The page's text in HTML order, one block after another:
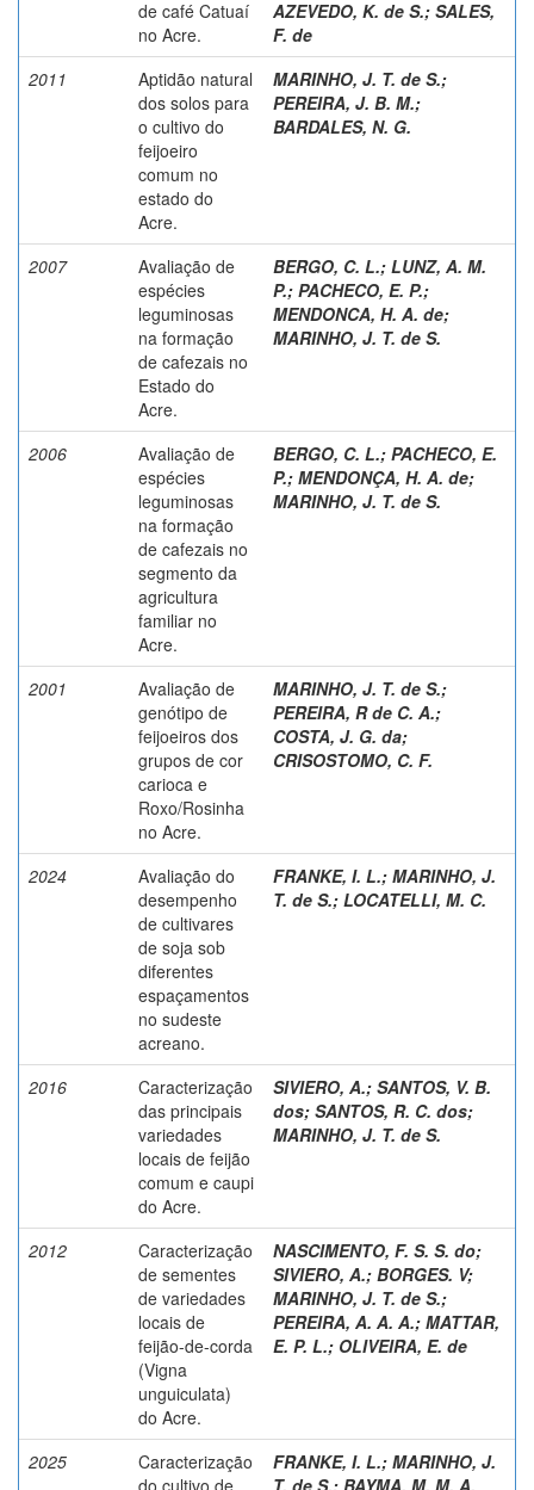
de café Catuaí
no Acre.
AZEVEDO, K. de S.; SALES,
F. de
2011
Aptidão natural
dos solos para
o cultivo do
feijoeiro
comum no
estado do
Acre.
MARINHO, J. T. de S.;
PEREIRA, J. B. M.;
BARDALES, N. G.
2007
Avaliação de
espécies
leguminosas
na formação
de cafezais no
Estado do
Acre.
BERGO, C. L.; LUNZ, A. M.
P.; PACHECO, E. P.;
MENDONCA, H. A. de;
MARINHO, J. T. de S.
2006
Avaliação de
espécies
leguminosas
na formação
de cafezais no
segmento da
agricultura
familiar no
Acre.
BERGO, C. L.; PACHECO, E.
P.; MENDONÇA, H. A. de;
MARINHO, J. T. de S.
2001
Avaliação de
genótipo de
feijoeiros dos
grupos de cor
carioca e
Roxo/Rosinha
no Acre.
MARINHO, J. T. de S.;
PEREIRA, R de C. A.;
COSTA, J. G. da;
CRISOSTOMO, C. F.
2024
Avaliação do
desempenho
de cultivares
de soja sob
diferentes
espaçamentos
no sudeste
acreano.
FRANKE, I. L.; MARINHO, J.
T. de S.; LOCATELLI, M. C.
2016
Caracterização
das principais
variedades
locais de feijão
comum e caupi
do Acre.
SIVIERO, A.; SANTOS, V. B.
dos; SANTOS, R. C. dos;
MARINHO, J. T. de S.
2012
Caracterização
de sementes
de variedades
locais de
feijão-de-corda
(Vigna
unguiculata)
do Acre.
NASCIMENTO, F. S. S. do;
SIVIERO, A.; BORGES. V;
MARINHO, J. T. de S.;
PEREIRA, A. A. A.; MATTAR,
E. P. L.; OLIVEIRA, E. de
2025
Caracterização
do cultivo de
FRANKE, I. L.; MARINHO, J.
T. de S.; BAYMA, M. M. A.